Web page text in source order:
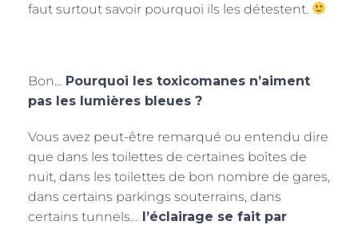
faut surtout savoir pourquoi ils les détestent.
Bon… Pourquoi les toxicomanes n’aiment
pas les lumières bleues ?
Vous avez peut-être remarqué ou entendu dire
que dans les toilettes de certaines boîtes de
nuit, dans les toilettes de bon nombre de gares,
dans certains parkings souterrains, dans
certains tunnels… l’éclairage se fait par